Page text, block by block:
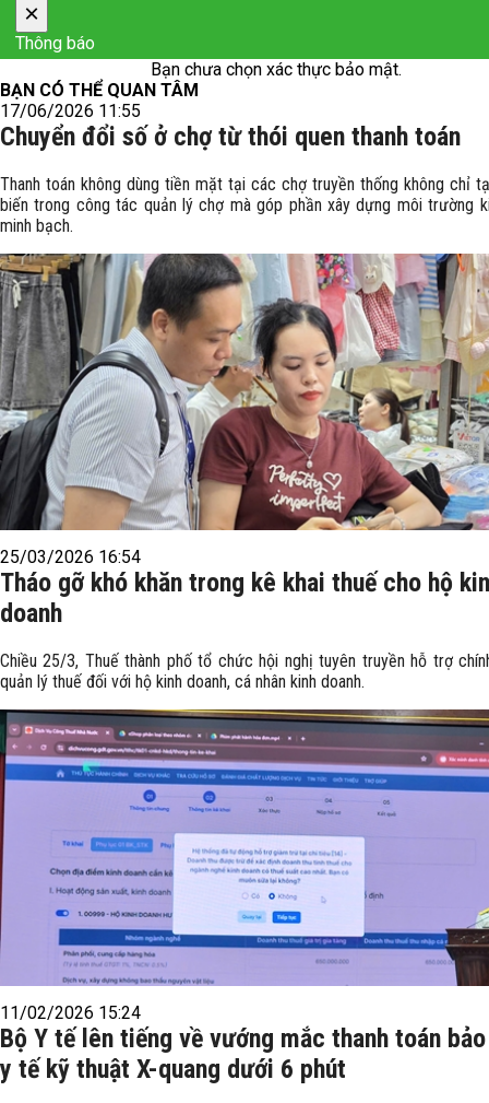
×
Thông báo
Bạn chưa chọn xác thực bảo mật.
BẠN CÓ THỂ QUAN TÂM
17/06/2026 11:55
Chuyển đổi số ở chợ từ thói quen thanh toán
Thanh toán không dùng tiền mặt tại các chợ truyền thống không chỉ
biến trong công tác quản lý chợ mà góp phần xây dựng môi trường
minh bạch.
25/03/2026 16:54
Tháo gỡ khó khăn trong kê khai thuế cho hộ
doanh
Chiều 25/3, Thuế thành phố tổ chức hội nghị tuyên truyền hỗ trợ
quản lý thuế đối với hộ kinh doanh, cá nhân kinh doanh.
11/02/2026 15:24
Bộ Y tế lên tiếng về vướng mắc thanh toán
y tế kỹ thuật X-quang dưới 6 phút